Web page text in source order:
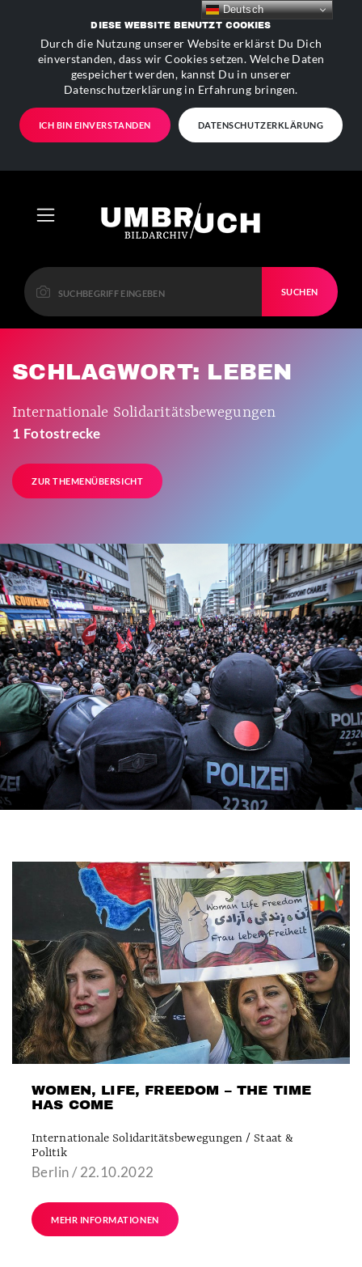
DIESE WEBSITE BENUTZT COOKIES
Durch die Nutzung unserer Website erklärst Du Dich
einverstanden, dass wir Cookies setzen. Welche Daten
gespeichert werden, kannst Du in unserer
Datenschutzerklärung in Erfahrung bringen.
ICH BIN EINVERSTANDEN DATENSCHUTZERKLÄRUNG
SUCHEN
SCHLAGWORT: LEBEN
Internationale Solidaritätsbewegungen
1 Fotostrecke
ZUR THEMENÜBERSICHT
WOMEN, LIFE, FREEDOM – THE TIME
HAS COME
Internationale Solidaritätsbewegungen / Staat &
Politik
Berlin / 22.10.2022
MEHR INFORMATIONEN
Deutsch